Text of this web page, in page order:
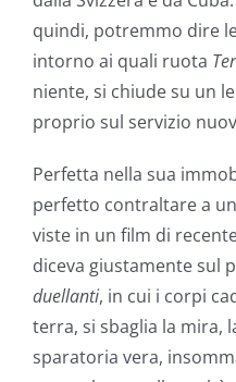
quindi, potremmo dire
intorno ai quali ruota
niente, si chiude su un
proprio sul servizio
Perfetta nella sua
perfetto contraltare a
viste in un film di
diceva giustamente sul
duellanti, in cui i corpi
terra, si sbaglia la mira,
sparatoria vera,